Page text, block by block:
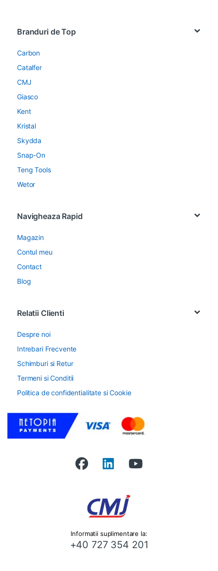
Branduri de Top
Carbon
Catalfer
CMJ
Giasco
Kent
Kristal
Skydda
Snap-On
Teng Tools
Wetor
Navigheaza Rapid
Magazin
Contul meu
Contact
Blog
Relatii Clienti
Despre noi
Intrebari Frecvente
Schimburi si Retur
Termeni si Conditii
Politica de confidentialitate si Cookie
Informatii suplimentare la:
+40 727 354 201